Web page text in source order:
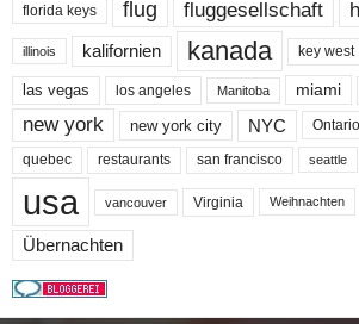
florida keys flug fluggesellschaft
illinois kalifornien kanada key west
las vegas los angeles Manitoba miami
new york new york city NYC Ontario
quebec restaurants san francisco seattle
usa vancouver Virginia Weihnachten
Übernachten